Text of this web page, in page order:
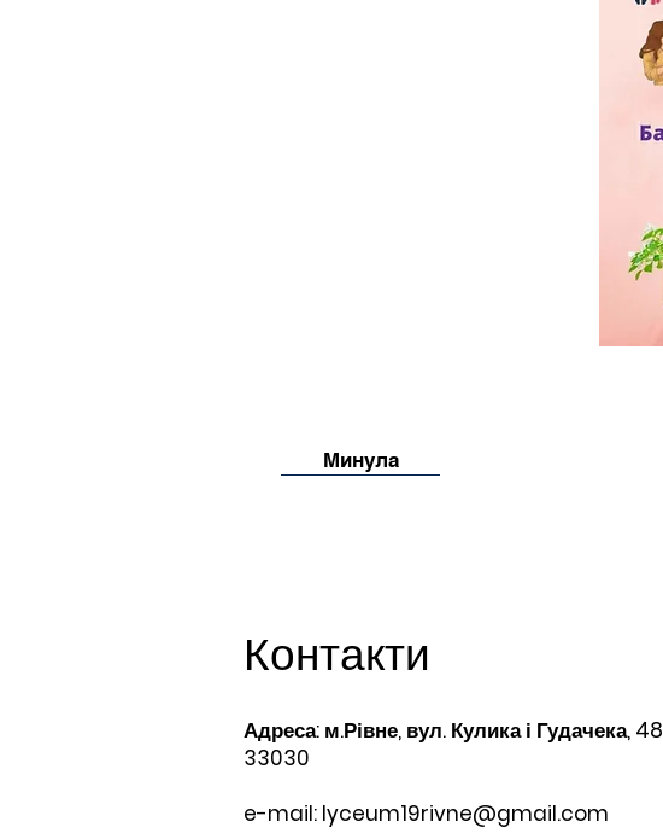
Минула
Контакти
Адреса: м.Рівне, вул. Кулика і Гудачека, 48
33030
e-mail: lyceum19rivne@gmail.com